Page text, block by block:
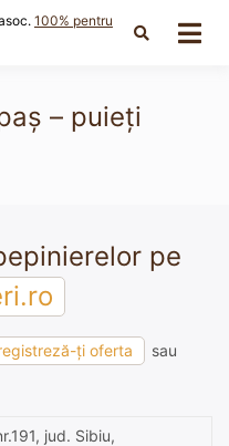
100% pentru
– puieți
pe
ți oferta
sau
jud. Sibiu,